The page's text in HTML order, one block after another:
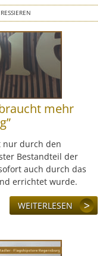
mehr
nur durch den
Bestandteil der
auch durch das
errichtet wurde.
WEITERLESEN